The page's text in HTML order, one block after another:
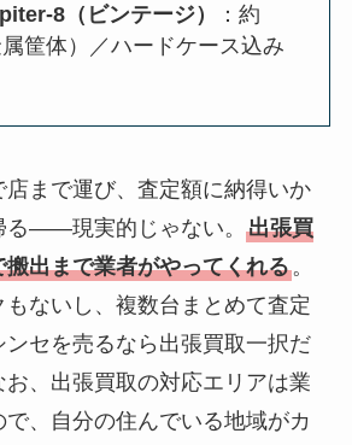
8（ビンテージ）
：約
筐体）／ハードケース込み
店まで運び、査定額に納得いか
る――現実的じゃない。 出張買
出まで業者がやってくれる。
ないし、複数台まとめて査定
ンセを売るなら出張買取一択だ
お、出張買取の対応エリアは業
、自分の住んでいる地域がカ